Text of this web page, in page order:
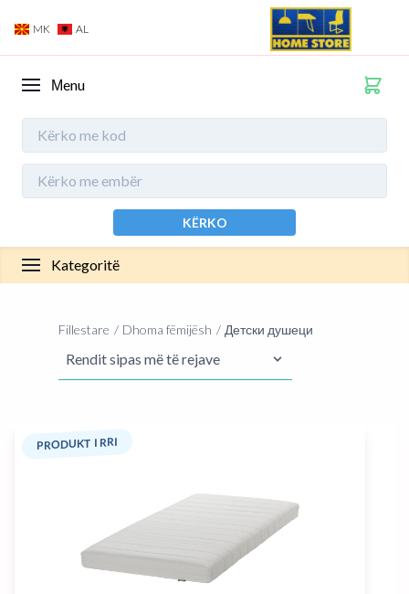
MK AL
Мenu
KËRKO
Kategoritë
Fillestare Dhoma fëmijësh Детски душеци
PRODUKT I RRI